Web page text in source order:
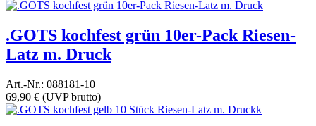
.GOTS kochfest grün 10er-Pack Riesen-
Latz m. Druck
Art.-Nr.: 088181-10
69,90 € (UVP brutto)